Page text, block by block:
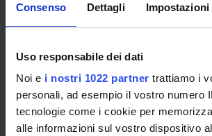
Consenso Dettagli
Uso responsabile dei dati
Noi e i nostri 1022 partner trattiamo i
personali, ad esempio il vostro numero
tecnologie come i cookie per
alle informazioni sul vostro dispositivo
GOVERNANCE
COMMISSIONI
UFFICI E STRUTTURE DI SERVIZIO